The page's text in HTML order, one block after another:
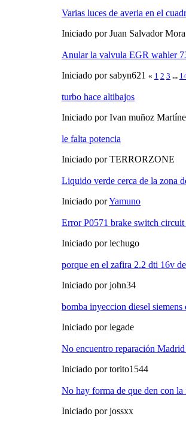
Varias luces de averia en el
Iniciado por Juan Salvador Mora
Anular la valvula EGR wahler
Iniciado por sabyn621 « 1 2 3 ...
turbo hace altibajos
Iniciado por Ivan muñoz
le falta potencia
Iniciado por TERRORZONE
Liquido verde cerca de la zona
Iniciado porYamuno
Error P0571 brake switch
Iniciado por lechugo
porque en el zafira 2.2 dti 16v
Iniciado por john34
bomba inyeccion diesel siemens
Iniciado por legade
No encuentro reparación
Iniciado por torito1544
No hay forma de que den con
Iniciado por jossxx